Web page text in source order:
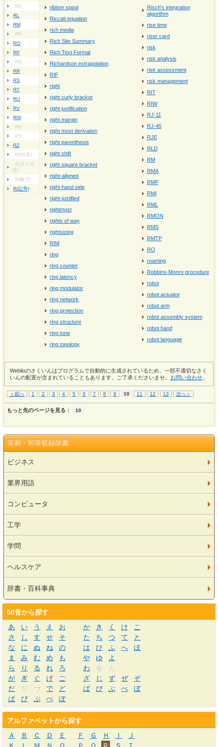
RK
RL
RM
RN
RO
RP
RQ
RR
RS
RT
RU
RV
RW
RX
RY
RZ
R(50音)
R(タイ文
字)
R(数字)
R(記号)
ribbon spool
Riccati equation
rich media
Rich Site Summary
Rich Text Format
Richardson extrapolation
RIF
right
right curly bracket
right justification
right margin
right most derivation
right parenthesis
right shift
right square bracket
right-aligned
right-hand side
right-justified
rightmost
rights of way
rightsizing
RIM
ring
ring counter
ring latency
ring modulator
ring network
ring protection
ring structure
ring tone
ring topology
Risch's integration
algorithm
rise time
riser card
risk
risk analysis
risk assessment
risk management
RIT
RIW
RJ-11
RJ-45
RJE
RLD
RM
RMA
RMF
RMI
RML
RMON
RMS
RMTP
RO
roaming
Robbins-Monro procedure
robot
robot actuator
robot arm
robot assembly system
robot hand
robot language
Weblioのさくいんはプログラムで自動的に生成されているため、一部不適切なさく
いんの配置が含まれていることもあります。ご了承くださいませ。 お問い合わせ
＜前へ 1 2 3 4 5 6 7 8 9 10 11 12 13 次へ＞
もっと先のページを見る： 10
英和・和英収録辞書
ビジネス
業界用語
コンピュータ
工学
学問
ヘルスケア
辞書・百科事典
50音から探す
あ
い う え お か き く け
こ
さ
し す せ そ た ち つ て
と
な
に ぬ ね の は ひ ふ へ
ほ
ま
み む め も や ゆ
よ
ら
り る れ ろ わ を
ん
が
ぎ ぐ げ ご ざ じ ず ぜ
ぞ
だ
ぢ づ で ど ば び ぶ べ
ぼ
ぱ
ぴ ぷ ぺ ぽ
アルファベットから探す
Ａ
Ｂ Ｃ Ｄ Ｅ Ｆ Ｇ Ｈ Ｉ
Ｊ